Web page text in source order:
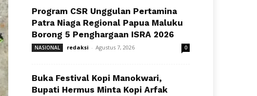
Program CSR Unggulan Pertamina
Patra Niaga Regional Papua Maluku
Borong 5 Penghargaan ISRA 2026
NASIONAL redaksi - Agustus 7, 2026 0
Buka Festival Kopi Manokwari,
Bupati Hermus Minta Kopi Arfak